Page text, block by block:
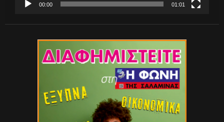
00:00 01:01